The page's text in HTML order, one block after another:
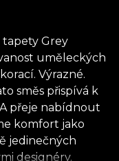
Grey
uměleckých
Výrazné.
směs přispívá k
přeje nabídnout
komfort jako
jedinečných
designéry.